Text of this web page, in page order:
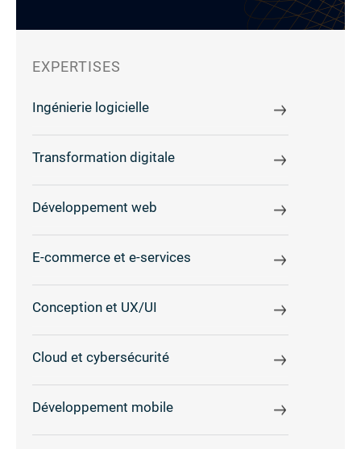
EXPERTISES
Ingénierie logicielle
Transformation digitale
Développement web
E-commerce et e-services
Conception et UX/UI
Cloud et cybersécurité
Développement mobile